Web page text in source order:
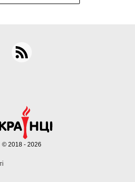
© 2018 - 2026